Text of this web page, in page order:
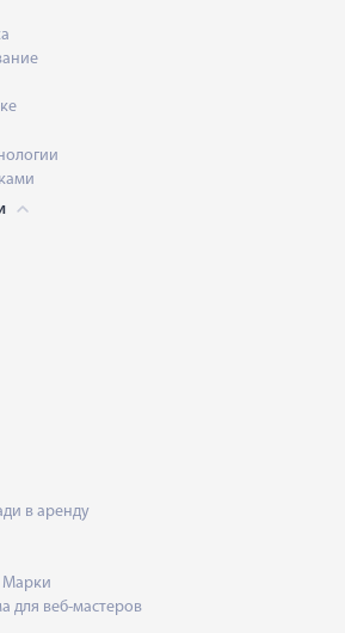
в аренду
Марки
для веб-мастеров